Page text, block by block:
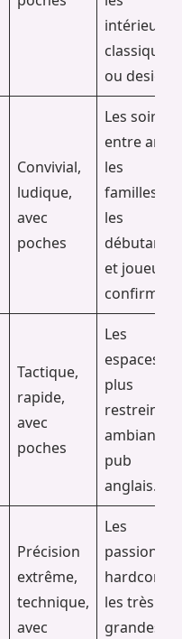
intérieurs
classiques
ou design.
Convivial,
ludique,
avec
poches
Les soirées
entre amis,
les
familles,
les
débutants
et joueurs
confirmés.
Tactique,
rapide,
avec
poches
Les
espaces
plus
restreints,
ambiance
pub
anglais.
Précision
extrême,
technique,
avec
Les
passionnés
hardcore,
les très
grandes